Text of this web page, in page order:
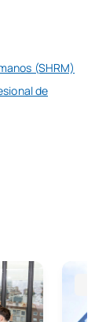
(SHRM)
de
Grado